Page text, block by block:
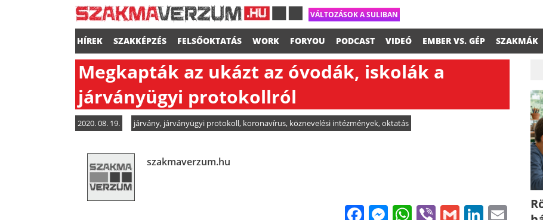
VÁLTOZÁSOK A SULIBAN
HÍREK SZAKKÉPZÉS FELSŐOKTATÁS WORK FORYOU PODCAST VIDEÓ EMBER VS. GÉP SZAKMÁK
Megkapták az ukázt az óvodák, iskolák a
járványügyi protokollról
2020. 08. 19. járvány, járványügyi protokoll, koronavírus, köznevelési intézmények,oktatás
szakmaverzum.hu
Facebook
Messenger
WhatsApp
ViberGmail